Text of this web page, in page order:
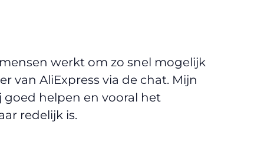
werkt om zo snel mogelijk
van AliExpress via de chat. Mijn
goed helpen en vooral het
redelijk is.